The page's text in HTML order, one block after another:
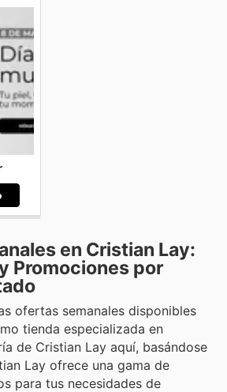
en Cristian Lay:
Promociones por
ofertas semanales disponibles
tienda especializada en
de Cristian Lay aquí, basándose
Lay ofrece una gama de
para tus necesidades de